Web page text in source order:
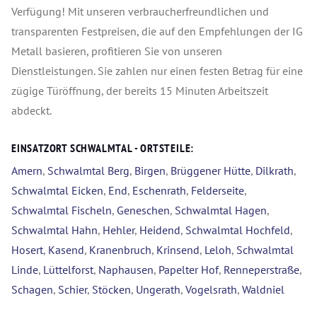
Verfügung! Mit unseren verbraucherfreundlichen und
transparenten Festpreisen, die auf den Empfehlungen der IG
Metall basieren, profitieren Sie von unseren
Dienstleistungen. Sie zahlen nur einen festen Betrag für eine
zügige Türöffnung, der bereits 15 Minuten Arbeitszeit
abdeckt.
EINSATZORT SCHWALMTAL - ORTSTEILE:
Amern, Schwalmtal Berg, Birgen, Brüggener Hütte, Dilkrath,
Schwalmtal Eicken, End, Eschenrath, Felderseite,
Schwalmtal Fischeln, Geneschen, Schwalmtal Hagen,
Schwalmtal Hahn, Hehler, Heidend, Schwalmtal Hochfeld,
Hosert, Kasend, Kranenbruch, Krinsend, Leloh, Schwalmtal
Linde, Lüttelforst, Naphausen, Papelter Hof, Renneperstraße,
Schagen, Schier, Stöcken, Ungerath, Vogelsrath, Waldniel